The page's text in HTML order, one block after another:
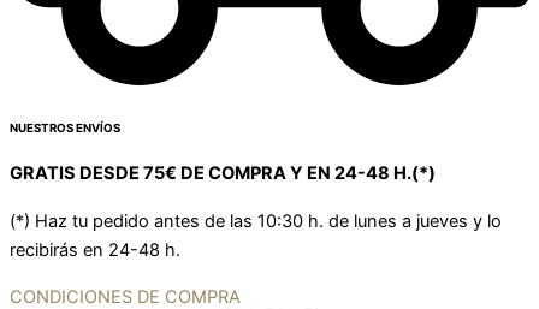
NUESTROS ENVÍOS
GRATIS DESDE 75€ DE COMPRA Y EN 24-48 H.(*)
(*) Haz tu pedido antes de las 10:30 h. de lunes a jueves y lo
recibirás en 24-48 h.
CONDICIONES DE COMPRA